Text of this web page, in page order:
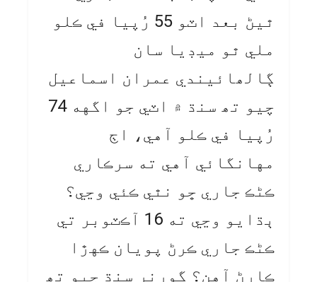
ٿيڻ بعد اٽو 55 رُپيا في ڪلو
ملي ٿو ميڊيا سان
ڳالھائيندي عمران اسماعيل
چيو تھ سنڌ ۾ اٽي جو اگهه 74
رُپيا في ڪلو آهي، اڄ
مهانگائي آهي ته سرڪاري
ڪڻڪ جاري ڇو نٿي ڪئي وڃي؟
ٻڌايو وڃي ته 16 آڪٽوبر تي
ڪڻڪ جاري ڪرڻ پويان ڪهڙا
ڪارڻ آهن؟ گورنر سنڌ چيو تھ